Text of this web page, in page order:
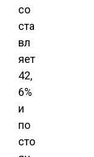
со
ста
вл
яет
42,
6%
и
по
сто